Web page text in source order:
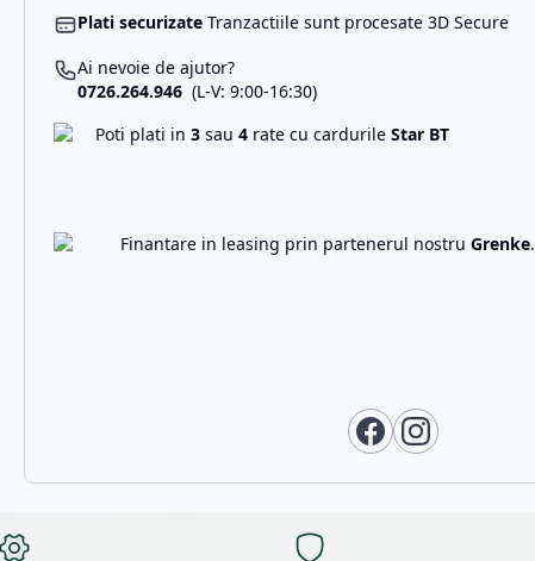
Plati securizate Tranzactiile sunt procesate 3D Secure
Ai nevoie de ajutor?
0726.264.946 (L-V: 9:00-16:30)
Poti plati in 3 sau 4 rate cu cardurile Star BT
Finantare in leasing prin partenerul nostru Grenke.